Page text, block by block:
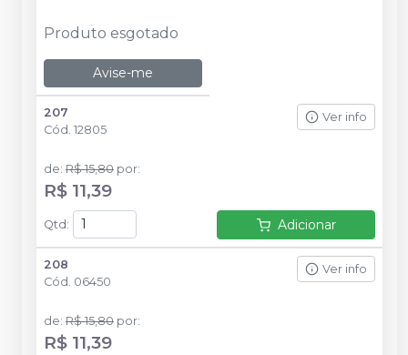
Produto esgotado
Avise-me
207
Cód. 12805
Ver info
de: R$ 15,80 por:
R$ 11,39
Qtd : Adicionar
208
Cód. 06450
Ver info
de: R$ 15,80 por:
R$ 11,39